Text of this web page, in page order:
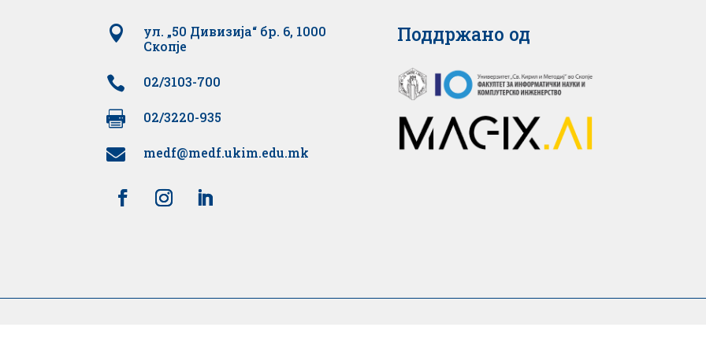

ул. „50 Дивизија“ бр. 6, 1000
Скопје
 02/3103-700
 02/3220-935
 medf@medf.ukim.edu.mk
Поддржано од